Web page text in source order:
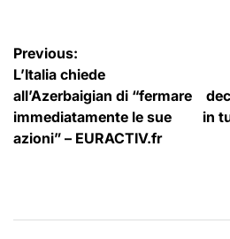
Navigazione
articoli
Previous:
L’Italia chiede
all’Azerbaigian di “fermare
immediatamente le sue
azioni” – EURACTIV.fr
in